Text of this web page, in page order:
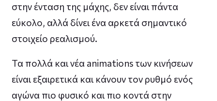
στην ένταση της μάχης, δεν είναι πάντα
εύκολο, αλλά δίνει ένα αρκετά σημαντικό
στοιχείο ρεαλισμού.
Τα πολλά και νέα animations των κινήσεων
είναι εξαιρετικά και κάνουν τον ρυθμό ενός
αγώνα πιο φυσικό και πιο κοντά στην